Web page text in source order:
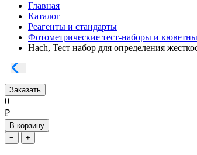
Главная
Каталог
Реагенты и стандарты
Фотометрические тест-наборы и
Hach, Тест набор для определения
Заказать
0
₽
В корзину
−
+